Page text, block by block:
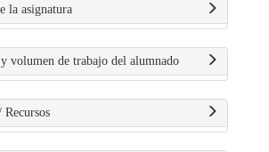
la asignatura
volumen de trabajo del alumnado